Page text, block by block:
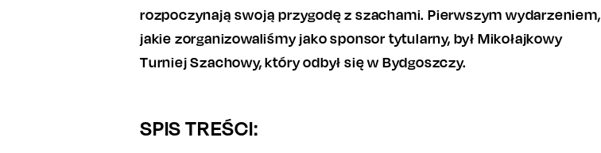
rozpoczynają swoją przygodę z szachami. Pierwszym wydarzeniem,
jakie zorganizowaliśmy jako sponsor tytularny, był Mikołajkowy
Turniej Szachowy, który odbył się w Bydgoszczy.
SPIS TREŚCI: